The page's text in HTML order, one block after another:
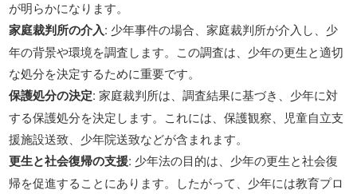
が明らかになります。
家庭裁判所の介入: 少年事件の場合、家庭裁判所が介入し、少
年の背景や環境を調査します。この調査は、少年の更生と適切
な処分を決定するために重要です。
保護処分の決定: 家庭裁判所は、調査結果に基づき、少年に対
する保護処分を決定します。これには、保護観察、児童自立支
援施設送致、少年院送致などが含まれます。
更生と社会復帰の支援: 少年法の目的は、少年の更生と社会復
帰を促進することにあります。したがって、少年には教育プロ